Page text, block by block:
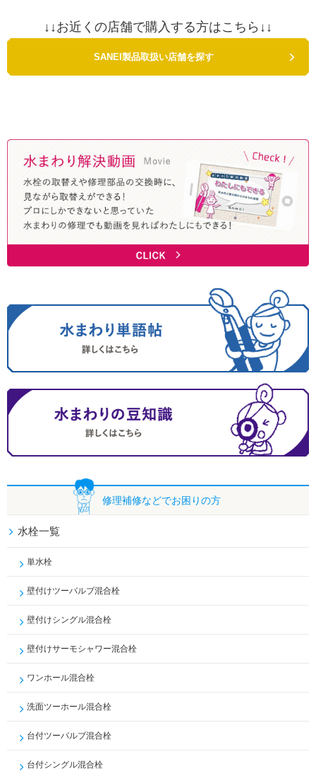
↓↓お近くの店舗で購入する方はこちら↓↓
SANEI製品取扱い店舗を探す
修理補修などでお困りの方
水栓一覧
単水栓
壁付けツーバルブ混合栓
壁付けシングル混合栓
壁付けサーモシャワー混合栓
ワンホール混合栓
洗面ツーホール混合栓
台付ツーバルブ混合栓
台付シングル混合栓